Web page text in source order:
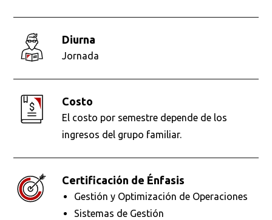
diurna
Jornada
Costo
El costo por semestre depende de los
ingresos del grupo familiar.
Certificación de Énfasis
Gestión y Optimización de Operaciones
Sistemas de Gestión